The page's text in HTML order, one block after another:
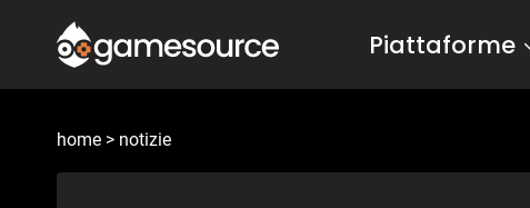
contenuto
Piattaforme
home > notizie